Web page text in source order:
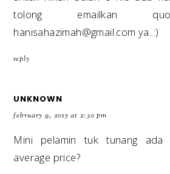
tolong emailkan
hanisahazimah@gmail.com ya..:)
reply
UNKNOWN
february 9, 2015 at 2:30 pm
Mini pelamin tuk tunang ada
average price?